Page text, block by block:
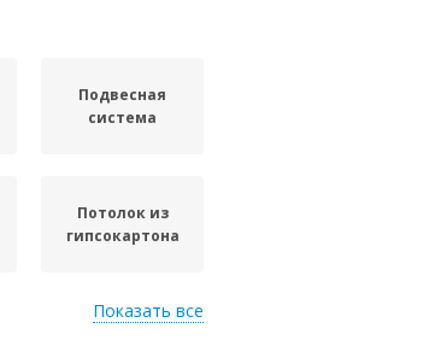
Подвесная
система
Потолок из
гипсокартона
Подсветки на
Показать все